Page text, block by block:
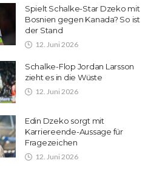
Spielt Schalke-Star Dzeko mit
Bosnien gegen Kanada? So ist
der Stand
12. Juni 2026
Schalke-Flop Jordan Larsson
zieht es in die Wüste
12. Juni 2026
Edin Dzeko sorgt mit
Karriereende-Aussage für
Fragezeichen
12. Juni 2026